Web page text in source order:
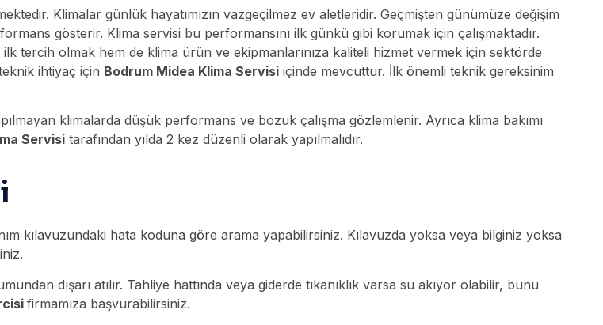
Klimalar günlük hayatımızın vazgeçilmez ev aletleridir. Geçmişten günümüze değişim
gösterir. Klima servisi bu performansını ilk günkü gibi korumak için çalışmaktadır.
tercih olmak hem de klima ürün ve ekipmanlarınıza kaliteli hizmet vermek için sektörde
ihtiyaç için Bodrum Midea Klima Servisi içinde mevcuttur. İlk önemli teknik gereksinim
klimalarda düşük performans ve bozuk çalışma gözlemlenir. Ayrıca klima bakımı
Servisi tarafından yılda 2 kez düzenli olarak yapılmalıdır.
kılavuzundaki hata koduna göre arama yapabilirsiniz. Kılavuzda yoksa veya bilginiz yoksa
dışarı atılır. Tahliye hattında veya giderde tıkanıklık varsa su akıyor olabilir, bunu
firmamıza başvurabilirsiniz.